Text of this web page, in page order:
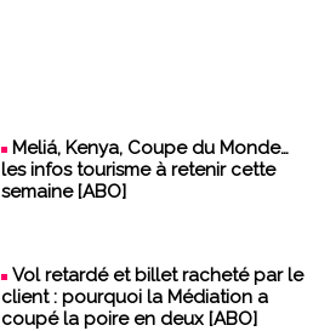
Meliá, Kenya, Coupe du Monde…
les infos tourisme à retenir cette
semaine [ABO]
Vol retardé et billet racheté par le
client : pourquoi la Médiation a
coupé la poire en deux [ABO]